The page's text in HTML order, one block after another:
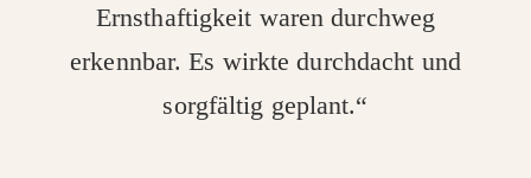
Ernsthaftigkeit waren durchweg
erkennbar. Es wirkte durchdacht und
sorgfältig geplant.“